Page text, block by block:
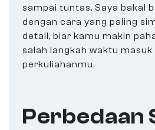
sampai tuntas. Saya bakal
dengan cara yang paling
detail, biar kamu makin
salah langkah waktu
perkuliahanmu.
Perbedaan